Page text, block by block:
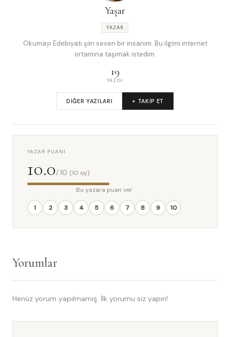
Yaşar
YAZAR
Okumayı Edebiyatı şiiri seven bir insanım. Bu ilgimi internet
ortamına taşımak istedim.
19
YAZISI
DIĞER YAZILARI + TAKIP ET
YAZAR PUANI
10.0/ 10 (10 oy)
Bu yazara puan ver
1 2 3 4 5 6 7 8 9 10
Yorumlar
Henüz yorum yapılmamış. İlk yorumu siz yapın!